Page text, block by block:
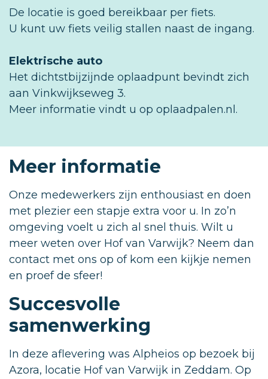
De locatie is goed bereikbaar per fiets.
U kunt uw fiets veilig stallen naast de ingang.
Elektrische auto
Het dichtstbijzijnde oplaadpunt bevindt zich
aan Vinkwijkseweg 3.
Meer informatie vindt u op oplaadpalen.nl.
Meer informatie
Onze medewerkers zijn enthousiast en doen
met plezier een stapje extra voor u. In zo’n
omgeving voelt u zich al snel thuis. Wilt u
meer weten over Hof van Varwijk? Neem dan
contact met ons op of kom een kijkje nemen
en proef de sfeer!
Succesvolle
samenwerking
In deze aflevering was Alpheios op bezoek bij
Azora, locatie Hof van Varwijk in Zeddam. Op